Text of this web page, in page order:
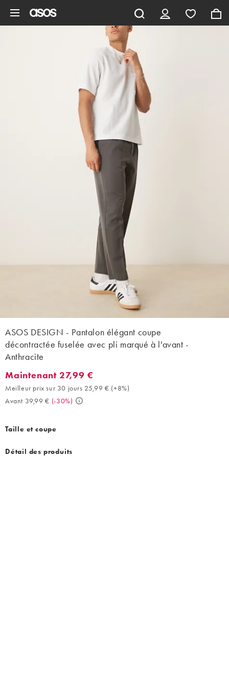
ASOS DESIGN - Pantalon élégant coupe
décontractée fuselée avec pli marqué à l'avant -
Anthracite
Maintenant 27,99 €. Meilleur prix sur 30 jours 25,99 € (+8%).
Maintenant 27,99 €
Meilleur prix sur 30 jours 25,99 € (+8%)
Avant 39,99 € (-30%)
Taille et coupe
Détail des produits